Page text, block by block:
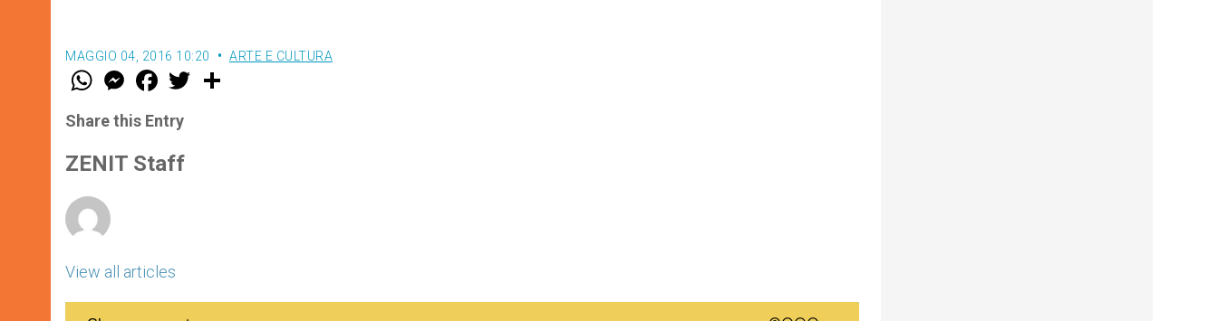
MAGGIO 04, 2016 10:20 ARTE E CULTURA
W
t
s
p
p
M
e
s
e
g
e
F
a
e
b
o
k
w
Share this Entry
ZENIT Staff
View all articles